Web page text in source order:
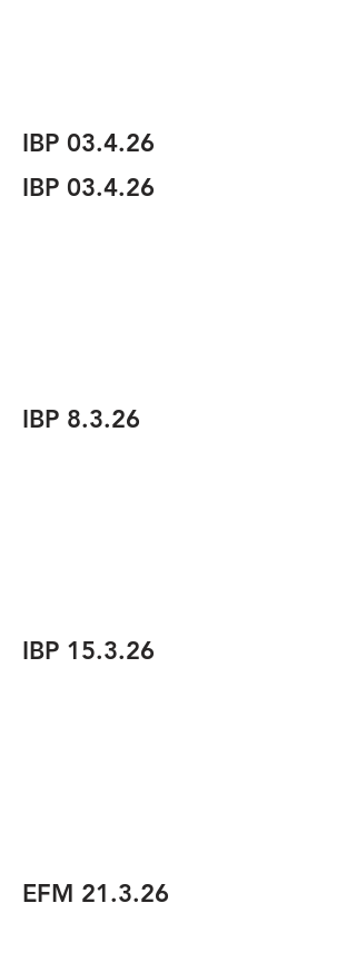
IBP 03.4.26
IBP 03.4.26
IBP 8.3.26
IBP 15.3.26
EFM 21.3.26